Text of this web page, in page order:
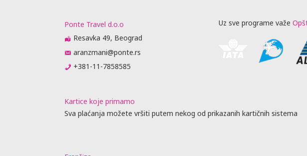
Ponte Travel d.o.o
Resavka 49, Beograd
aranzmani@ponte.rs
+381-11-7858585
Uz sve programe važe
Kartice koje primamo
Sva plaćanja možete vršiti putem nekog od prikazanih kartičnih sistema